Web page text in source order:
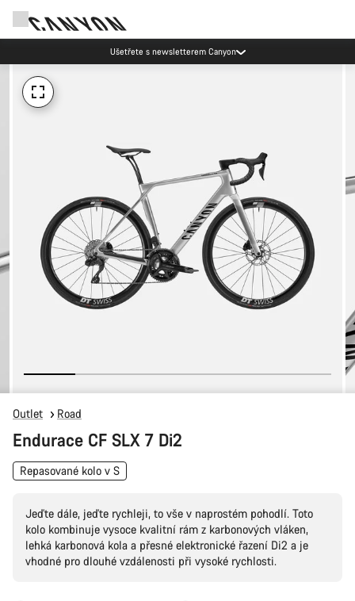
Ušetřete s newsletterem Canyon
Outlet Road
Endurace CF SLX 7 Di2
Repasované kolo v S
Jeďte dále, jeďte rychleji, to vše v naprostém pohodlí. Toto
kolo kombinuje vysoce kvalitní rám z karbonových vláken,
lehká karbonová kola a přesné elektronické řazení Di2 a je
vhodné pro dlouhé vzdálenosti při vysoké rychlosti.